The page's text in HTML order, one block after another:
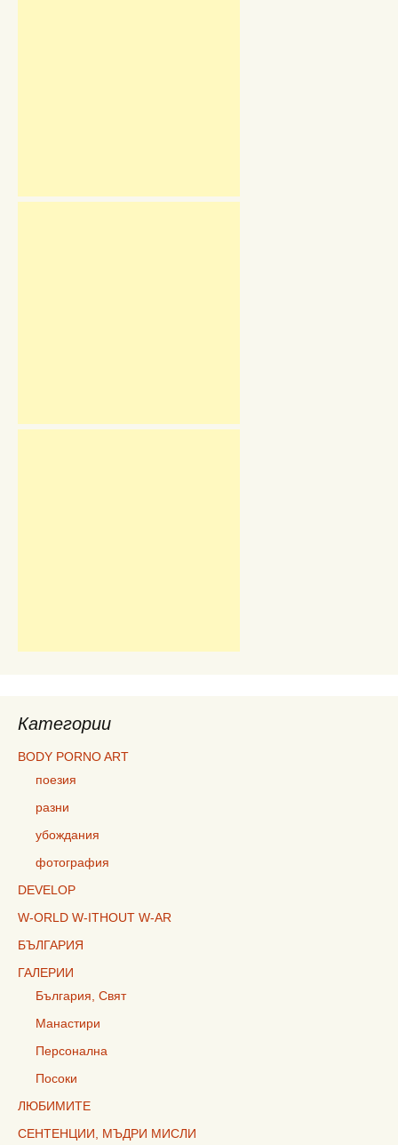
Категории
BODY PORNO ART
поезия
разни
убождания
фотография
DEVELOP
W-ORLD W-ITHOUT W-AR
БЪЛГАРИЯ
ГАЛЕРИИ
България, Свят
Манастири
Персонална
Посоки
ЛЮБИМИТЕ
СЕНТЕНЦИИ, МЪДРИ МИСЛИ